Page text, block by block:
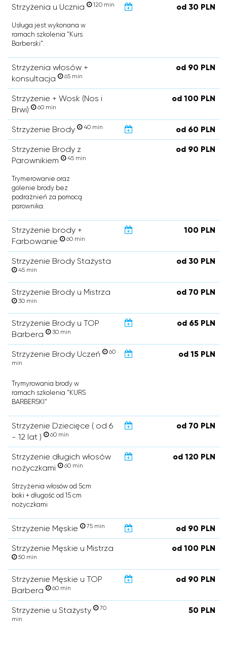
Strzyżenia u Ucznia 120 min od 30 PLN
Usługa jest wykonana w
ramach szkolenia "Kurs
Barberski".
Strzyżenia włosów +
konsultacja
65 min
od 90 PLN
Strzyżenie + Wosk (Nos i
Brwi)
60 min
od 100 PLN
Strzyżenie Brody 40 min od 60 PLN
Strzyżenie Brody z
Parownikiem
45 min
od 90 PLN
Trymerowanie oraz
golenie brody bez
podrażnień za pomocą
parownika.
Strzyżenie brody +
Farbowanie
60 min
100 PLN
Strzyżenie Brody Stażysta
45 min
od 30 PLN
Strzyżenie Brody u Mistrza
30 min
od 70 PLN
Strzyżenie Brody u TOP
Barbera
30 min
od 65 PLN
Strzyżenie Brody Uczeń
60
min
od 15 PLN
Trymyrowania brody w
ramach szkolenia "KURS
BARBERSKI"
Strzyżenie Dziecięce ( od 6
- 12 lat )
60 min
od 70 PLN
Strzyżenie długich włosów
nożyczkami
60 min
od 120 PLN
Strzyżenia włosów od 5cm
boki + długość od 15 cm
nożyczkami
Strzyżenie Męskie 75 min od 90 PLN
Strzyżenie Męskie u Mistrza
50 min
od 100 PLN
Strzyżenie Męskie u TOP
Barbera
60 min
od 90 PLN
Strzyżenie u Stażysty
70
min
50 PLN